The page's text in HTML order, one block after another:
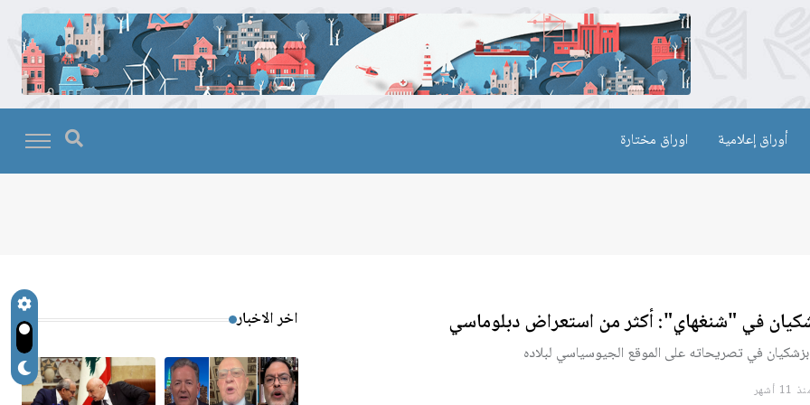
أوراق إعلامية اوراق مختارة
في "شنغهاي": أكثر من استعراض دبلوماسي
في تصريحاته على الموقع الجيوسياسي لبلاده
أشهر
اخر الاخبار